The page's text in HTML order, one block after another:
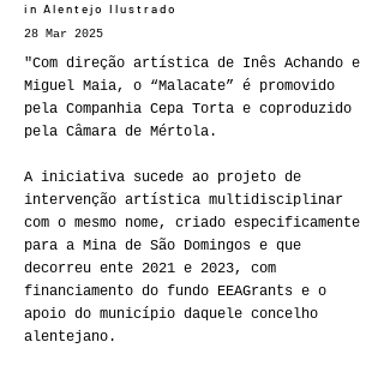
in Alentejo Ilustrado
28 Mar 2025
"Com direção artística de Inês Achando e
Miguel Maia, o “Malacate” é promovido
pela Companhia Cepa Torta e coproduzido
pela Câmara de Mértola.
A iniciativa sucede ao projeto de
intervenção artística multidisciplinar
com o mesmo nome, criado especificamente
para a Mina de São Domingos e que
decorreu ente 2021 e 2023, com
financiamento do fundo EEAGrants e o
apoio do município daquele concelho
alentejano.